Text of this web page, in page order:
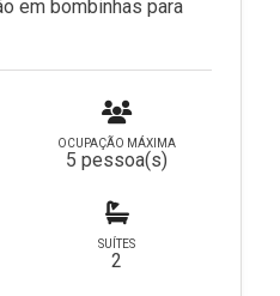
em bombinhas para
OCUPAÇÃO MÁXIMA
5 pessoa(s)
SUÍTES
2